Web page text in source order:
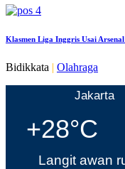
Klasmen Liga Inggris Usai
Bidikkata | Olahraga
Jakarta
+28°C
Langit awan